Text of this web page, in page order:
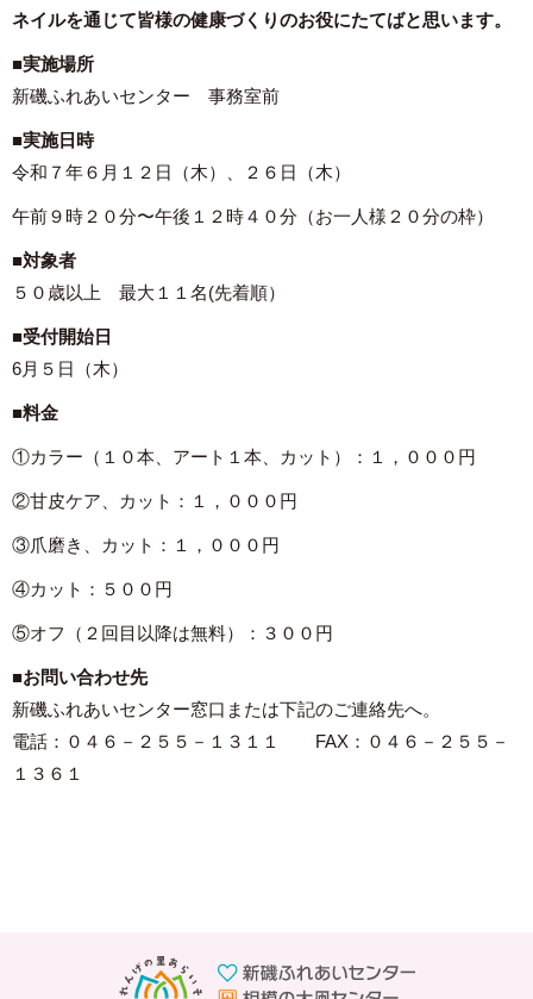
ネイルを通じて皆様の健康づくりのお役にたてばと思います。
■実施場所
新磯ふれあいセンター 事務室前
■実施日時
令和７年６月１２日（木）、２６日（木）
午前９時２０分〜午後１２時４０分（お一人様２０分の枠）
■対象者
５０歳以上 最大１１名(先着順）
■受付開始日
6月５日（木）
■料金
①カラー（１０本、アート１本、カット）：１，０００円
②甘皮ケア、カット：１，０００円
③爪磨き、カット：１，０００円
④カット：５００円
⑤オフ（２回目以降は無料）：３００円
■お問い合わせ先
新磯ふれあいセンター窓口または下記のご連絡先へ。
電話：０４６－２５５－１３１１ FAX：０４６－２５５－
１３６１